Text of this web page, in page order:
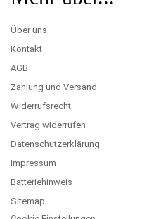
Über uns
Kontakt
AGB
Zahlung und Versand
Widerrufsrecht
Vertrag widerrufen
Datenschutzerklärung
Impressum
Batteriehinweis
Sitemap